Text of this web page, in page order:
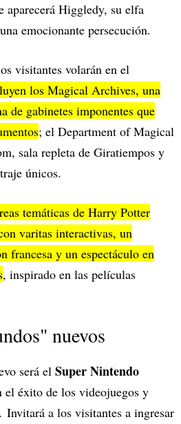
aparecerá Higgledy, su elfa
emocionante persecución.
visitantes volarán en el
los Magical Archives, una
de gabinetes imponentes que
; el Department of Magical
sala repleta de Giratiempos y
únicos.
temáticas de Harry Potter
varitas interactivas, un
francesa y un espectáculo en
, inspirado en las películas
nuevos
será el Super Nintendo
el éxito de los videojuegos y
. Invitará a los visitantes a ingresar